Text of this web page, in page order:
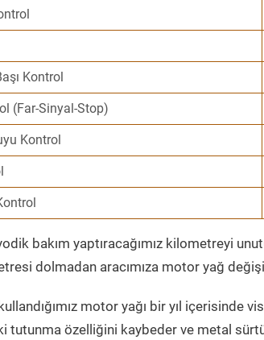
Kontrol
(Far-Sinyal-Stop)
Kontrol
bakım yaptıracağımız kilometreyi
dolmadan aracımıza motor yağ
motor yağı bir yıl
tutunma özelliğini kaybeder ve metal